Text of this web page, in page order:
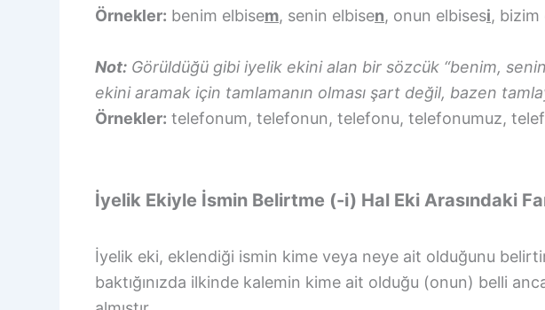
Örnekler: benim elbisem, senin elbisen, onun elbisesi, bizim
Not: Görüldüğü gibi iyelik ekini alan bir sözcük “benim,
ekini aramak için tamlamanın olması şart değil, bazen
Örnekler: telefonum, telefonun, telefonu, telefonumuz,
İyelik Ekiyle İsmin Belirtme (-i) Hal Eki Arasındaki
İyelik eki, eklendiği ismin kime veya neye ait olduğunu
baktığınızda ilkinde kalemin kime ait olduğu (onun) belli